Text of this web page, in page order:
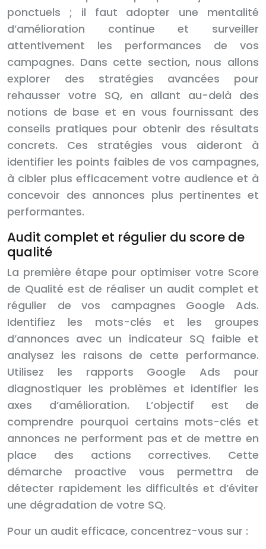
ponctuels ; il faut adopter une mentalité
d’amélioration continue et surveiller
attentivement les performances de vos
campagnes. Dans cette section, nous allons
explorer des stratégies avancées pour
rehausser votre SQ, en allant au-delà des
notions de base et en vous fournissant des
conseils pratiques pour obtenir des résultats
concrets. Ces stratégies vous aideront à
identifier les points faibles de vos campagnes,
à cibler plus efficacement votre audience et à
concevoir des annonces plus pertinentes et
performantes.
Audit complet et régulier du score de
qualité
La première étape pour optimiser votre Score
de Qualité est de réaliser un audit complet et
régulier de vos campagnes Google Ads.
Identifiez les mots-clés et les groupes
d’annonces avec un indicateur SQ faible et
analysez les raisons de cette performance.
Utilisez les rapports Google Ads pour
diagnostiquer les problèmes et identifier les
axes d’amélioration. L’objectif est de
comprendre pourquoi certains mots-clés et
annonces ne performent pas et de mettre en
place des actions correctives. Cette
démarche proactive vous permettra de
détecter rapidement les difficultés et d’éviter
une dégradation de votre SQ.
Pour un audit efficace, concentrez-vous sur :